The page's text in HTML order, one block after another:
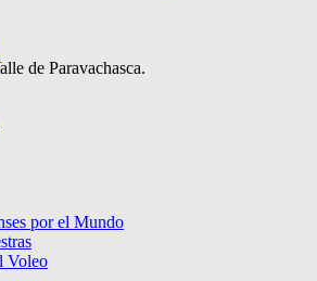
de Paravachasca.
por el Mundo
Voleo